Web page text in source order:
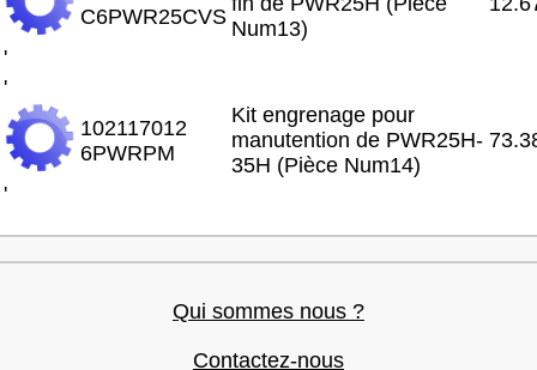
'
C6PWR25CVS Num13)
'
'
102117012
6PWRPM
Kit engrenage pour
manutention de PWR25H-
35H (Pièce Num14)
Qui sommes nous ?
Contactez-nous